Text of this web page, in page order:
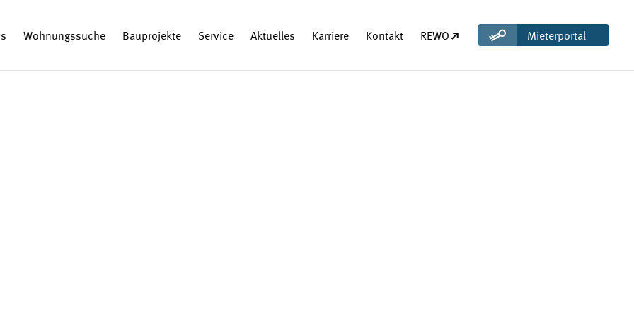
Wohnungssuche Bauprojekte Service Aktuelles Karriere Kontakt REWO Mieterportal
(öffnet in neuem Tab)